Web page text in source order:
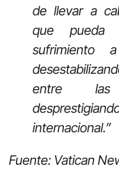
de llevar a
que pueda
sufrimiento
entre
internacional.”
Fuente: Vatican